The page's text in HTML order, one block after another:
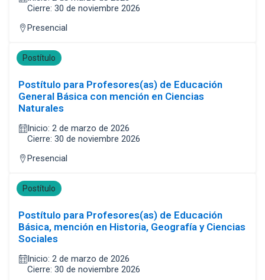
Cierre: 30 de noviembre 2026
Presencial
Postítulo
Postítulo para Profesores(as) de Educación
General Básica con mención en Ciencias
Naturales
Inicio: 2 de marzo de 2026
Cierre: 30 de noviembre 2026
Presencial
Postítulo
Postítulo para Profesores(as) de Educación
Básica, mención en Historia, Geografía y Ciencias
Sociales
Inicio: 2 de marzo de 2026
Cierre: 30 de noviembre 2026